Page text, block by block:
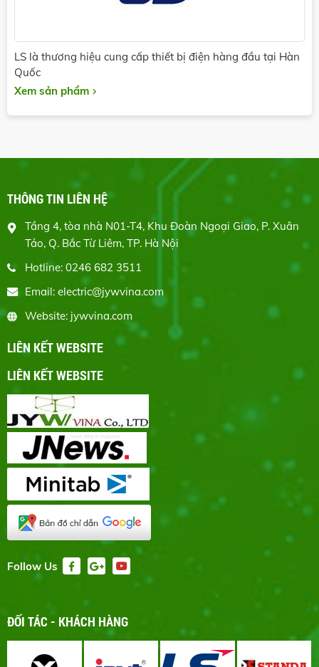
LS là thương hiệu cung cấp thiết bị điện hàng đầu tại Hàn
Quốc
Xem sản phẩm
THÔNG TIN LIÊN HỆ
Tầng 4, tòa nhà N01-T4, Khu Đoàn Ngoại Giao, P. Xuân
Tảo, Q. Bắc Từ Liêm, TP. Hà Nội
Hotline: 0246 682 3511
Email: electric@jywvina.com
Website: jywvina.com
LIÊN KẾT WEBSITE
LIÊN KẾT WEBSITE
Follow Us
ĐỐI TÁC - KHÁCH HÀNG